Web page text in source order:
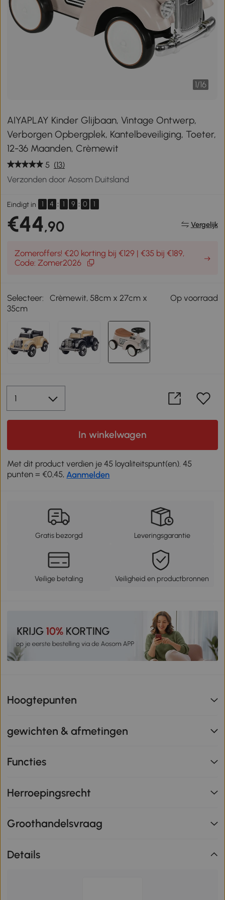
1/16
AIYAPLAY Kinder Glijbaan, Vintage Ontwerp,
Verborgen Opbergplek, Kantelbeveiliging, Toeter,
12-36 Maanden, Crèmewit
5 (13)
Verzonden door Aosom Duitsland
Eindigt in 1 4 : 1 9 : 0 1
€44,90 Vergelijk
Zomeroffers! €20 korting bij €129 | €35 bij €189,
Code: Zomer2026
Selecteer:
Crèmewit, 58cm x 27cm x
35cm
Op voorraad
In winkelwagen
Met dit product verdien je 45 loyaliteitspunt(en). 45
punten = €0,45, Aanmelden
Gratis bezorgd Leveringsgarantie
Veilige betaling Veiligheid en productbronnen
Hoogtepunten
gewichten & afmetingen
Functies
Herroepingsrecht
Groothandelsvraag
Details